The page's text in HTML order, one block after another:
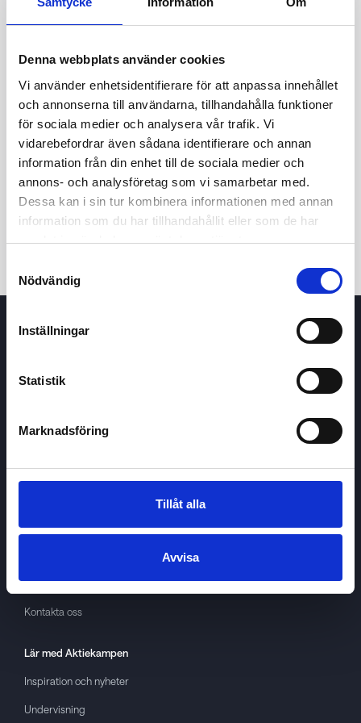
Denna webbplats använder cookies
Vi använder enhetsidentifierare för att anpassa innehållet
och annonserna till användarna, tillhandahålla funktioner
för sociala medier och analysera vår trafik. Vi
vidarebefordrar även sådana identifierare och annan
information från din enhet till de sociala medier och
annons- och analysföretag som vi samarbetar med.
Dessa kan i sin tur kombinera informationen med annan
information som du har tillhandahållit eller som de har
samlat in när du har använt deras tjänster.
Nödvändig
Inställningar
Statistik
Marknadsföring
Tillåt alla
Avvisa
24t 7d 1m 3m 1å 5å
Köp / Sälj
OmAktiekampen
About cookies
GDPR
Kontakta oss
Lär med Aktiekampen
Inspiration och nyheter
Undervisning